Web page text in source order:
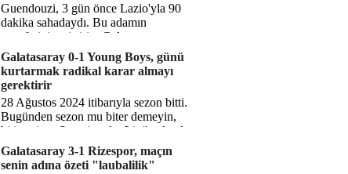
Guendouzi, 3 gün önce Lazio'yla 90
dakika sahadaydı. Bu adamın
transferini yetiştirip, Galatasaray
karşısında 11 oynamasını sağlıyorsun....
Galatasaray 0-1 Young Boys, günü
kurtarmak radikal karar almayı
gerektirir
28 Ağustos 2024 itibarıyla sezon bitti.
Bugünden sezon mu biter demeyin,
bitiyor işte. Şampiyonlar Ligi'ne katılım
hakkı senin misyonun ...
Galatasaray 3-1 Rizespor, maçın
senin adına özeti "laubalilik"